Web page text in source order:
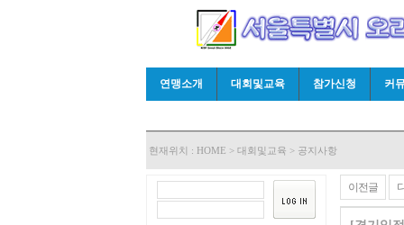
연맹소개 대회및교육 참가신청 커
현재위치 : HOME > 대회및교육 > 공지사항
이전글